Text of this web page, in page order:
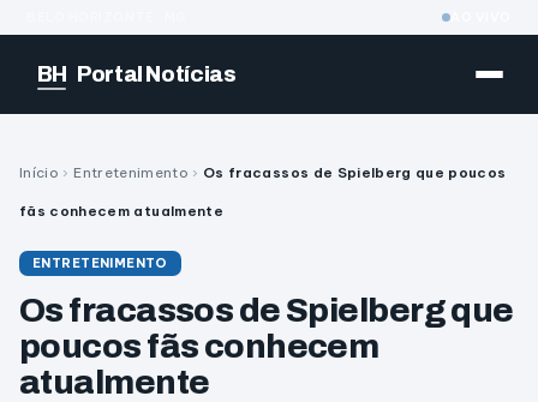
BH Portal Notícias
Início › Entretenimento › Os fracassos de Spielberg que poucos
fãs conhecem atualmente
ENTRETENIMENTO
Os fracassos de Spielberg que
poucos fãs conhecem
atualmente